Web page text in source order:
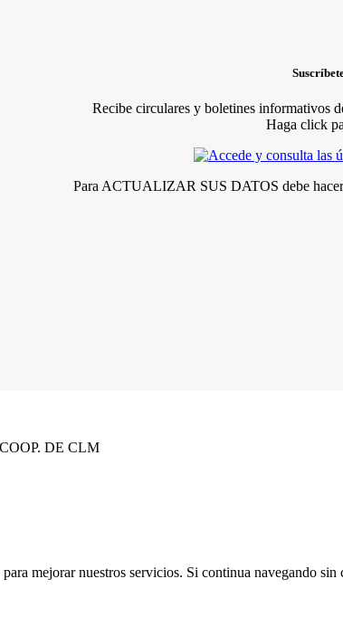
Recibe circulares y boletines informativos
Haga click
Para ACTUALIZAR SUS DATOS debe
DE CLM
mejorar nuestros servicios. Si continua navegando